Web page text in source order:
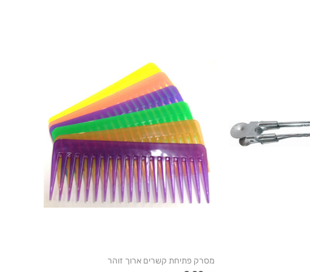
מסרק פתיחת קשרים ארוך זוהר